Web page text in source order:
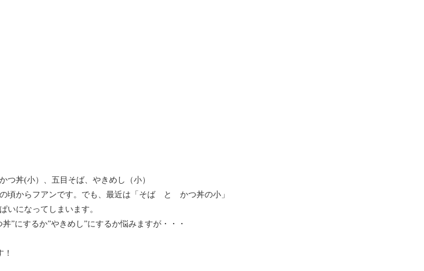
つ丼(小）、五目そば、やきめし（小）
頃からフアンです。でも、最近は「そば と かつ丼の小」
いになってしまいます。
丼”にするか”やきめし”にするか悩みますが・・・